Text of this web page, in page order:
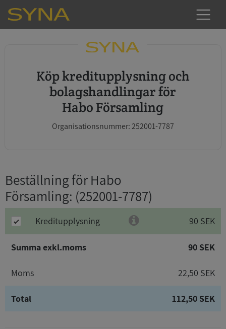
Köp kreditupplysning och
bolagshandlingar för
Habo Församling
Organisationsnummer: 252001-7787
Beställning för Habo
Församling: (252001-7787)
Kreditupplysning 90 SEK
Summa exkl.moms 90 SEK
Moms 22,50 SEK
Total 112,50 SEK